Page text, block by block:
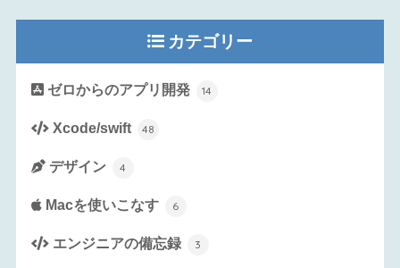
カテゴリー
ゼロからのアプリ開発 14
Xcode/swift 48
デザイン 4
Macを使いこなす 6
エンジニアの備忘録 3